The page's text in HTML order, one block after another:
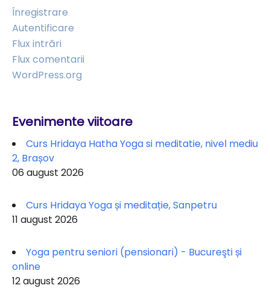
Înregistrare
Autentificare
Flux intrări
Flux comentarii
WordPress.org
Evenimente viitoare
Curs Hridaya Hatha Yoga si meditatie, nivel mediu
2, Brașov
06 august 2026
Curs Hridaya Yoga și meditație, Sanpetru
11 august 2026
Yoga pentru seniori (pensionari) - Bucureşti și
online
12 august 2026